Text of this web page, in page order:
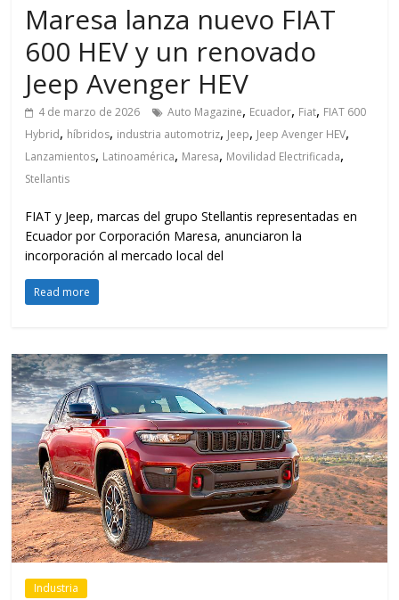
Maresa lanza nuevo FIAT
600 HEV y un renovado
Jeep Avenger HEV
4 de marzo de 2026 Auto Magazine, Ecuador, Fiat, FIAT 600
Hybrid, híbridos, industria automotriz, Jeep, Jeep Avenger HEV,
Lanzamientos, Latinoamérica, Maresa, Movilidad Electrificada,
Stellantis
FIAT y Jeep, marcas del grupo Stellantis representadas en
Ecuador por Corporación Maresa, anunciaron la
incorporación al mercado local del
Read more
Industria